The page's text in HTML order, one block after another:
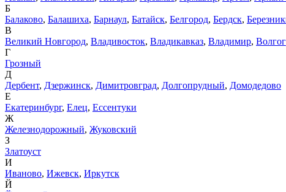
Б
Балаково, Балашиха, Барнаул, Батайск, Белгород, Бердск,
В
Великий Новгород, Владивосток, Владикавказ, Владимир,
Г
Грозный
Д
Дербент, Дзержинск, Димитровград, Долгопрудный, Домодедово
Е
Екатеринбург, Елец, Ессентуки
Ж
Железнодорожный, Жуковский
З
Златоуст
И
Иваново, Ижевск, Иркутск
Й